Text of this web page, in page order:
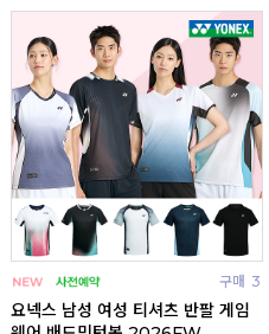
구매 3
요넥스 남성 여성 티셔츠 반팔 게임